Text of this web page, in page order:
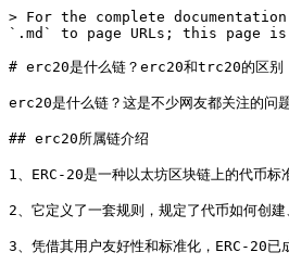
> For the complete
`.md` to page URLs; this page
# erc20是什么链？erc20和trc20的区别
erc20是什么链？这是不少网友都关注
## erc20所属链介绍
1、ERC-20是一种以太坊区块链上的代币标
2、它定义了一套规则，规定了代币如何创
3、凭借其用户友好性和标准化，ERC-20已